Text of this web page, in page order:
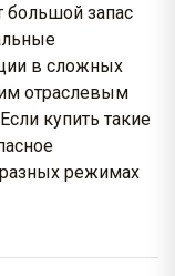
запас
в сложных
отраслевым
купить такие
режимах